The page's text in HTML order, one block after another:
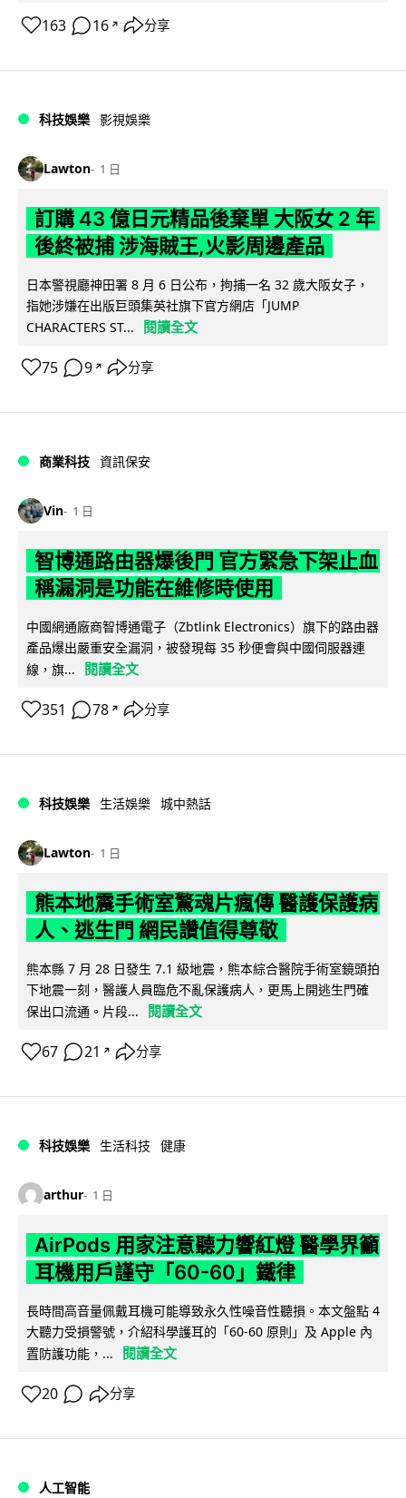
163 16 ↗ 分享
科技娛樂 影視娛樂
Lawton 1 日
訂購 43 億日元精品後棄單 大阪女 2 年
後終被捕 涉海賊王,火影周邊產品
日本警視廳神田署 8 月 6 日公布，拘捕一名 32 歲大阪女子，
指她涉嫌在出版巨頭集英社旗下官方網店「JUMP
CHARACTERS ST...
閱讀全文
75 9 ↗ 分享
商業科技 資訊保安
Vin 1 日
智博通路由器爆後門 官方緊急下架止血
稱漏洞是功能在維修時使用
中國網通廠商智博通電子（Zbtlink Electronics）旗下的路由器
產品爆出嚴重安全漏洞，被發現每 35 秒便會與中國伺服器連
線，旗...
閱讀全文
351 78 ↗ 分享
科技娛樂 生活娛樂 城中熱話
Lawton 1 日
熊本地震手術室驚魂片瘋傳 醫護保護病
人、逃生門 網民讚值得尊敬
熊本縣 7 月 28 日發生 7.1 級地震，熊本綜合醫院手術室鏡頭拍
下地震一刻，醫護人員臨危不亂保護病人，更馬上開逃生門確
保出口流通。片段...
閱讀全文
67 21 ↗ 分享
科技娛樂 生活科技 健康
arthur 1 日
AirPods 用家注意聽力響紅燈 醫學界籲
耳機用戶謹守「60-60」鐵律
長時間高音量佩戴耳機可能導致永久性噪音性聽損。本文盤點 4
大聽力受損警號，介紹科學護耳的「60-60 原則」及 Apple 內
置防護功能，...
閱讀全文
20 分享
人工智能